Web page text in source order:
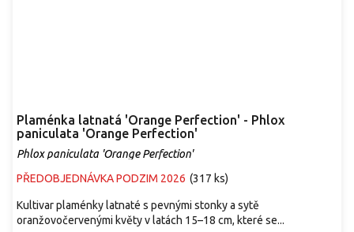
Plaménka latnatá 'Orange Perfection' - Phlox
paniculata 'Orange Perfection'
Phlox paniculata 'Orange Perfection'
PŘEDOBJEDNÁVKA PODZIM 2026 (317 ks)
Kultivar plaménky latnaté s pevnými stonky a sytě
oranžovočervenými květy v latách 15–18 cm, které se...